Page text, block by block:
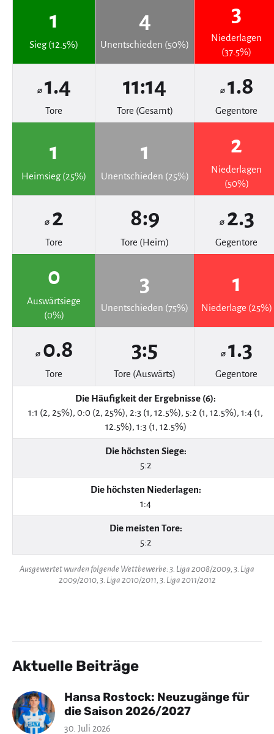
1
Sieg (12.5%)
4
Unentschieden (50%)
3
Niederlagen
(37.5%)
⌀ 1.4
Tore
11:14
Tore (Gesamt)
⌀ 1.8
Gegentore
1
Heimsieg (25%)
1
Unentschieden (25%)
2
Niederlagen
(50%)
⌀ 2
Tore
8:9
Tore (Heim)
⌀ 2.3
Gegentore
0
Auswärtsiege
(0%)
3
Unentschieden (75%)
1
Niederlage (25%)
⌀ 0.8
Tore
3:5
Tore (Auswärts)
⌀ 1.3
Gegentore
Die Häufigkeit der Ergebnisse (6):
1:1 (2, 25%), 0:0 (2, 25%), 2:3 (1, 12.5%), 5:2 (1, 12.5%), 1:4 (1,
12.5%), 1:3 (1, 12.5%)
Die höchsten Siege:
5:2
Die höchsten Niederlagen:
1:4
Die meisten Tore:
5:2
Ausgewertet wurden folgende Wettbewerbe: 3. Liga 2008/2009, 3. Liga
2009/2010, 3. Liga 2010/2011, 3. Liga 2011/2012
Aktuelle Beiträge
Hansa Rostock: Neuzugänge für
die Saison 2026/2027
30. Juli 2026